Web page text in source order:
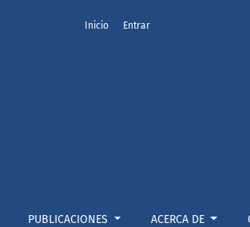
PUBLICACIONES ACERCA DE
Inicio Entrar